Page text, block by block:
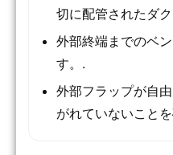
切に配管されたダ
外部終端までのベ
す。.
外部フラップが自
がれていないこと